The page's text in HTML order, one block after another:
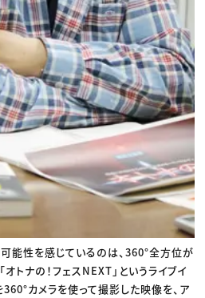
能性を感じているのは、360°全方位が
トナの！フェスNEXT」というライブイ
カメラを使って撮影した映像を、ア